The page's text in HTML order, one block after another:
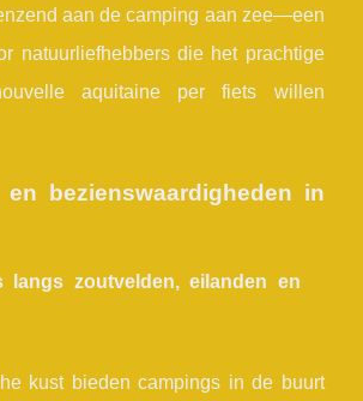
aan de camping aan zee—een
natuurliefhebbers die het prachtige
aquitaine per fiets willen
en bezienswaardigheden in
langs zoutvelden, eilanden en
kust bieden campings in de buurt